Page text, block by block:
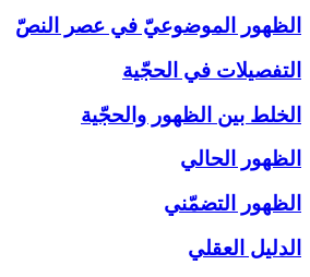
الظهور الموضوعيّ في عصر النصّ
التفصيلات في الحجّية
الخلط بين الظهور والحجّية
الظهور الحالي
الظهور التضمّني
الدليل العقلي